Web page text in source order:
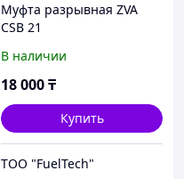
Муфта разрывная ZVA
CSB 21
В наличии
18 000₸
Купить
ТОО "FuelTech"